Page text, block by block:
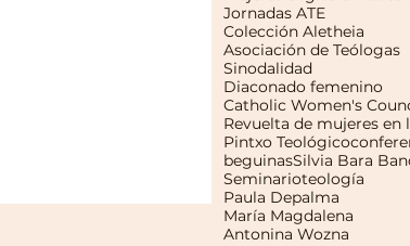
Jornadas ATE
Colección Aletheia
Asociación de Teólogas
Sinodalidad
Diaconado femenino
Catholic Women's
Pintxo Teológico
beguinasSilvia Bara
Seminarioteología
Paula Depalma
María Magdalena
Antonina Wozna